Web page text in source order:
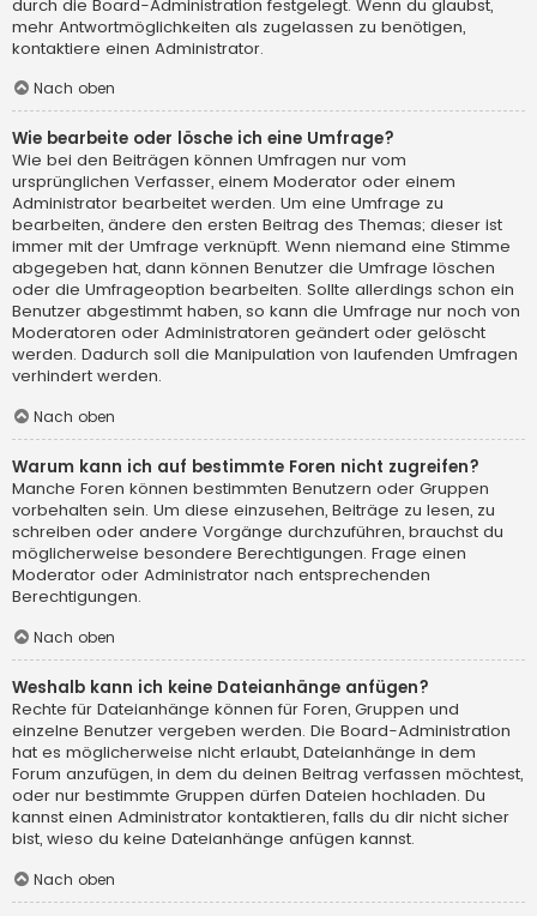
durch die Board-Administration festgelegt. Wenn du glaubst,
mehr Antwortmöglichkeiten als zugelassen zu benötigen,
kontaktiere einen Administrator.
Nach oben
Wie bearbeite oder lösche ich eine Umfrage?
Wie bei den Beiträgen können Umfragen nur vom
ursprünglichen Verfasser, einem Moderator oder einem
Administrator bearbeitet werden. Um eine Umfrage zu
bearbeiten, ändere den ersten Beitrag des Themas; dieser ist
immer mit der Umfrage verknüpft. Wenn niemand eine Stimme
abgegeben hat, dann können Benutzer die Umfrage löschen
oder die Umfrageoption bearbeiten. Sollte allerdings schon ein
Benutzer abgestimmt haben, so kann die Umfrage nur noch von
Moderatoren oder Administratoren geändert oder gelöscht
werden. Dadurch soll die Manipulation von laufenden Umfragen
verhindert werden.
Nach oben
Warum kann ich auf bestimmte Foren nicht zugreifen?
Manche Foren können bestimmten Benutzern oder Gruppen
vorbehalten sein. Um diese einzusehen, Beiträge zu lesen, zu
schreiben oder andere Vorgänge durchzuführen, brauchst du
möglicherweise besondere Berechtigungen. Frage einen
Moderator oder Administrator nach entsprechenden
Berechtigungen.
Nach oben
Weshalb kann ich keine Dateianhänge anfügen?
Rechte für Dateianhänge können für Foren, Gruppen und
einzelne Benutzer vergeben werden. Die Board-Administration
hat es möglicherweise nicht erlaubt, Dateianhänge in dem
Forum anzufügen, in dem du deinen Beitrag verfassen möchtest,
oder nur bestimmte Gruppen dürfen Dateien hochladen. Du
kannst einen Administrator kontaktieren, falls du dir nicht sicher
bist, wieso du keine Dateianhänge anfügen kannst.
Nach oben